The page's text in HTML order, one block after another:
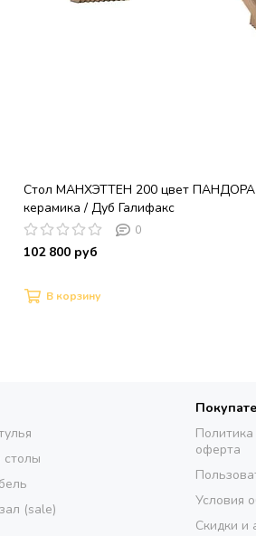
Стол МАНХЭТТЕН 200 цвет ПАНДОРА
керамика / Дуб Галифакс
0
102 800 руб
В корзину
(sale)
оферта
Условия
Скидки и